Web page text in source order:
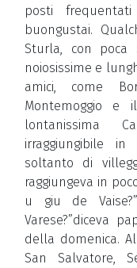
posti
buongustai.
Sturla, con poca
noiosissime e
amici, come
Montemoggio
lontanissima
irraggiungibile
soltanto di
raggiungeva in
u giu de
Varese?”diceva
della domenica.
San Salvatore,